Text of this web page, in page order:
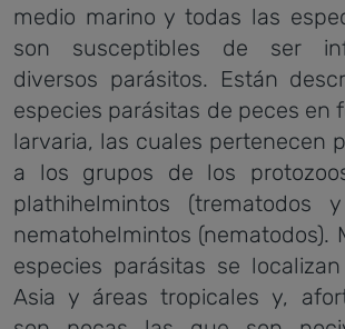
medio marino y todas las
son susceptibles de ser
diversos parásitos. Están
especies parásitas de peces en
larvaria, las cuales pertenecen
a los grupos de los
plathihelmintos (trematodos
nematohelmintos (nematodos).
especies parásitas se
Asia y áreas tropicales y,